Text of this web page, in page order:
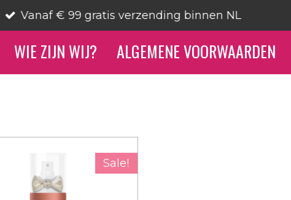
WIE ZIJN WIJ? ALGEMENE VOORWAARDEN
Sale!